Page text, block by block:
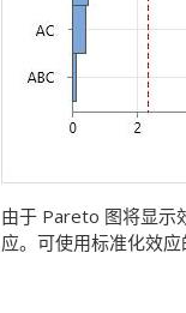
由于 Pareto 图将显示
应。可使用标准化效